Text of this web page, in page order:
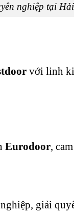
nghiệp tại
với linh
Eurodoor,
giải